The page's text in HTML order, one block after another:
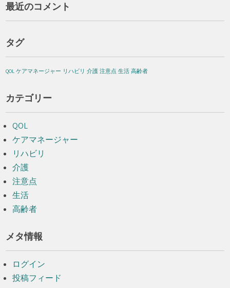
最近のコメント
タグ
QOL ケアマネージャー リハビリ 介護 注意点 生活 高齢者
カテゴリー
QOL
ケアマネージャー
リハビリ
介護
注意点
生活
高齢者
メタ情報
ログイン
投稿フィード